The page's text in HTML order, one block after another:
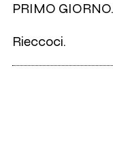
PRIMO
Rieccoci.